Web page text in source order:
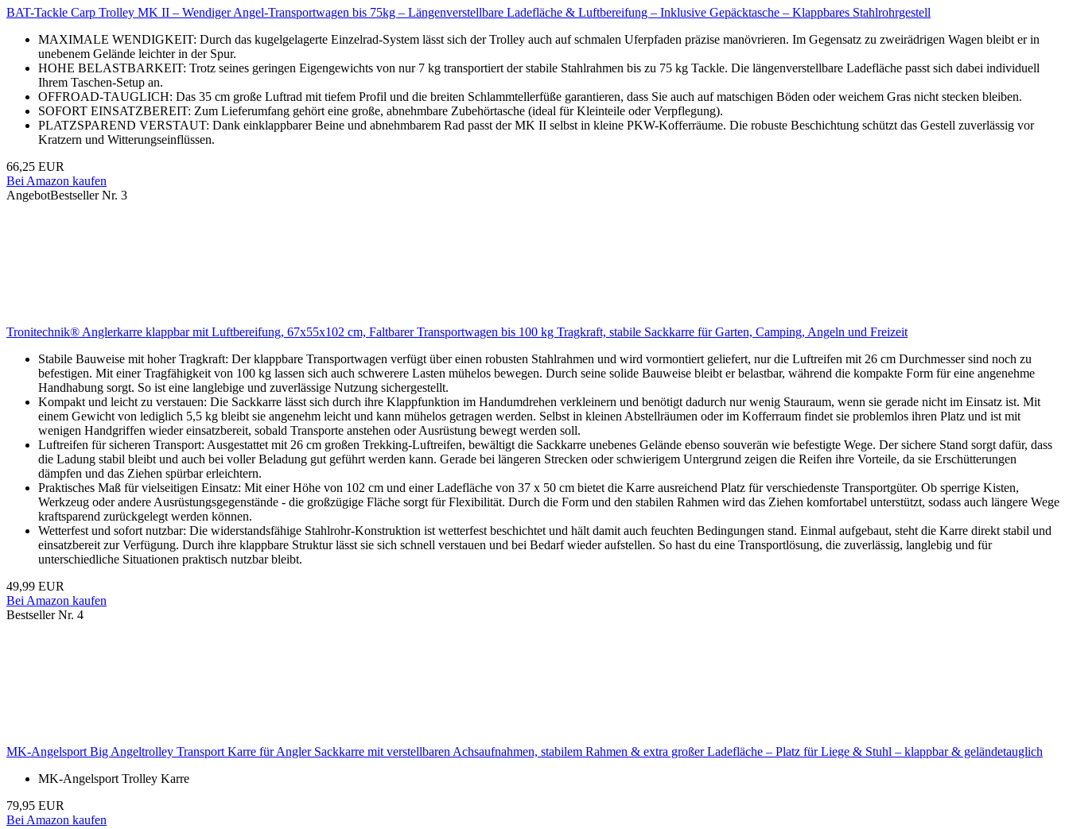
BAT-Tackle Carp Trolley MK II – Wendiger Angel-Transportwagen bis 75kg – Längenverstellbare Ladefläche & Luftbereifung – Inklusive Gepäcktasche – Klappbares Stahlrohrgestell
MAXIMALE WENDIGKEIT: Durch das kugelgelagerte Einzelrad-System lässt sich der Trolley auch auf schmalen Uferpfaden präzise manövrieren. Im Gegensatz zu zweirädrigen Wagen bleibt er in
unebenem Gelände leichter in der Spur.
HOHE BELASTBARKEIT: Trotz seines geringen Eigengewichts von nur 7 kg transportiert der stabile Stahlrahmen bis zu 75 kg Tackle. Die längenverstellbare Ladefläche passt sich dabei individuell
Ihrem Taschen-Setup an.
OFFROAD-TAUGLICH: Das 35 cm große Luftrad mit tiefem Profil und die breiten Schlammtellerfüße garantieren, dass Sie auch auf matschigen Böden oder weichem Gras nicht stecken bleiben.
SOFORT EINSATZBEREIT: Zum Lieferumfang gehört eine große, abnehmbare Zubehörtasche (ideal für Kleinteile oder Verpflegung).
PLATZSPAREND VERSTAUT: Dank einklappbarer Beine und abnehmbarem Rad passt der MK II selbst in kleine PKW-Kofferräume. Die robuste Beschichtung schützt das Gestell zuverlässig vor
Kratzern und Witterungseinflüssen.
66,25 EUR
Bei Amazon kaufen
AngebotBestseller Nr. 3
Tronitechnik® Anglerkarre klappbar mit Luftbereifung, 67x55x102 cm, Faltbarer Transportwagen bis 100 kg Tragkraft, stabile Sackkarre für Garten, Camping, Angeln und Freizeit
Stabile Bauweise mit hoher Tragkraft: Der klappbare Transportwagen verfügt über einen robusten Stahlrahmen und wird vormontiert geliefert, nur die Luftreifen mit 26 cm Durchmesser sind noch zu
befestigen. Mit einer Tragfähigkeit von 100 kg lassen sich auch schwerere Lasten mühelos bewegen. Durch seine solide Bauweise bleibt er belastbar, während die kompakte Form für eine angenehme
Handhabung sorgt. So ist eine langlebige und zuverlässige Nutzung sichergestellt.
Kompakt und leicht zu verstauen: Die Sackkarre lässt sich durch ihre Klappfunktion im Handumdrehen verkleinern und benötigt dadurch nur wenig Stauraum, wenn sie gerade nicht im Einsatz ist. Mit
einem Gewicht von lediglich 5,5 kg bleibt sie angenehm leicht und kann mühelos getragen werden. Selbst in kleinen Abstellräumen oder im Kofferraum findet sie problemlos ihren Platz und ist mit
wenigen Handgriffen wieder einsatzbereit, sobald Transporte anstehen oder Ausrüstung bewegt werden soll.
Luftreifen für sicheren Transport: Ausgestattet mit 26 cm großen Trekking-Luftreifen, bewältigt die Sackkarre unebenes Gelände ebenso souverän wie befestigte Wege. Der sichere Stand sorgt dafür, dass
die Ladung stabil bleibt und auch bei voller Beladung gut geführt werden kann. Gerade bei längeren Strecken oder schwierigem Untergrund zeigen die Reifen ihre Vorteile, da sie Erschütterungen
dämpfen und das Ziehen spürbar erleichtern.
Praktisches Maß für vielseitigen Einsatz: Mit einer Höhe von 102 cm und einer Ladefläche von 37 x 50 cm bietet die Karre ausreichend Platz für verschiedenste Transportgüter. Ob sperrige Kisten,
Werkzeug oder andere Ausrüstungsgegenstände - die großzügige Fläche sorgt für Flexibilität. Durch die Form und den stabilen Rahmen wird das Ziehen komfortabel unterstützt, sodass auch längere Wege
kraftsparend zurückgelegt werden können.
Wetterfest und sofort nutzbar: Die widerstandsfähige Stahlrohr-Konstruktion ist wetterfest beschichtet und hält damit auch feuchten Bedingungen stand. Einmal aufgebaut, steht die Karre direkt stabil und
einsatzbereit zur Verfügung. Durch ihre klappbare Struktur lässt sie sich schnell verstauen und bei Bedarf wieder aufstellen. So hast du eine Transportlösung, die zuverlässig, langlebig und für
unterschiedliche Situationen praktisch nutzbar bleibt.
49,99 EUR
Bei Amazon kaufen
Bestseller Nr. 4
MK-Angelsport Big Angeltrolley Transport Karre für Angler Sackkarre mit verstellbaren Achsaufnahmen, stabilem Rahmen & extra großer Ladefläche – Platz für Liege & Stuhl – klappbar & geländetauglich
MK-Angelsport Trolley Karre
79,95 EUR
Bei Amazon kaufen